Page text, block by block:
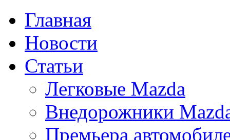
Главная
Новости
Статьи
Легковые Mazda
Внедорожники
Премьера